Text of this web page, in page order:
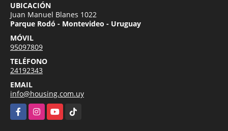
UBICACIÓN
Juan Manuel Blanes 1022
Parque Rodó - Montevideo - Uruguay
MÓVIL
95097809
TELÉFONO
24192343
EMAIL
info@housing.com.uy
FacebookInstagramYouTubeTikTok